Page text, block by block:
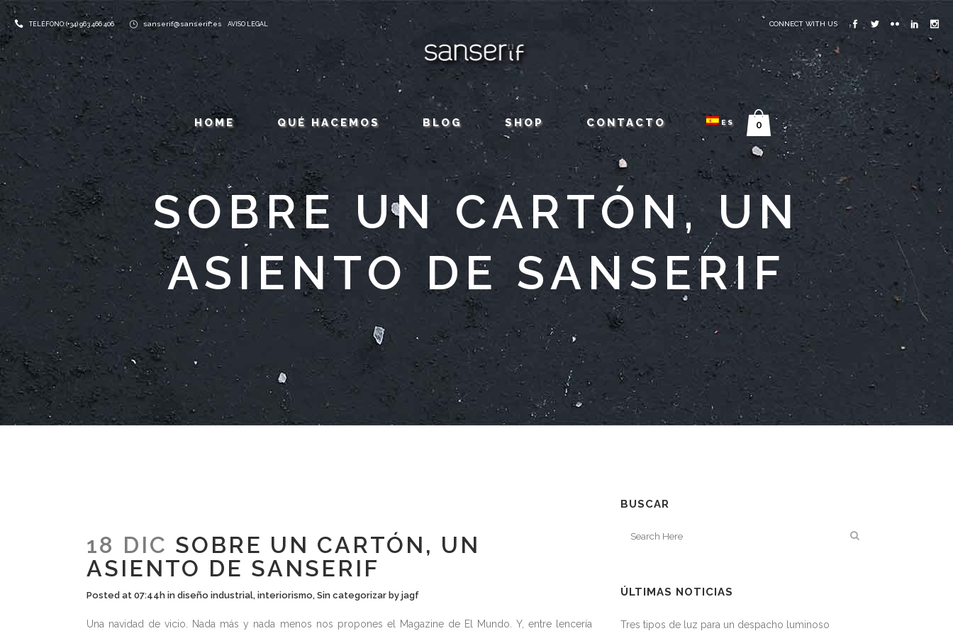
TELÉFONO: (+34) 963 466 406 sanserif@sanserif.es AVISO LEGAL CONNECT WITH US
HOME QUÉ HACEMOS BLOG SHOP CONTACTO ES 0
SOBRE UN CARTÓN, UN
ASIENTO DE SANSERIF
18 DIC SOBRE UN CARTÓN, UN
ASIENTO DE SANSERIF
Posted at 07:44h in diseño industrial, interiorismo, Sin categorizar by jagf
Una navidad de vicio. Nada más y nada menos nos propones el Magazine de El Mundo. Y, entre lencería
BUSCAR
ÚLTIMAS NOTICIAS
Tres tipos de luz para un despacho luminoso